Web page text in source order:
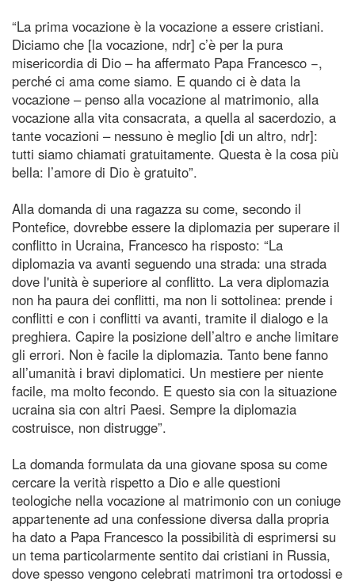
“La prima vocazione è la vocazione a essere cristiani.
Diciamo che [la vocazione, ndr] c’è per la pura
misericordia di Dio – ha affermato Papa Francesco −,
perché ci ama come siamo. E quando ci è data la
vocazione – penso alla vocazione al matrimonio, alla
vocazione alla vita consacrata, a quella al sacerdozio, a
tante vocazioni – nessuno è meglio [di un altro, ndr]:
tutti siamo chiamati gratuitamente. Questa è la cosa più
bella: l’amore di Dio è gratuito”.
Alla domanda di una ragazza su come, secondo il
Pontefice, dovrebbe essere la diplomazia per superare il
conflitto in Ucraina, Francesco ha risposto: “La
diplomazia va avanti seguendo una strada: una strada
dove l'unità è superiore al conflitto. La vera diplomazia
non ha paura dei conflitti, ma non li sottolinea: prende i
conflitti e con i conflitti va avanti, tramite il dialogo e la
preghiera. Capire la posizione dell’altro e anche limitare
gli errori. Non è facile la diplomazia. Tanto bene fanno
all’umanità i bravi diplomatici. Un mestiere per niente
facile, ma molto fecondo. E questo sia con la situazione
ucraina sia con altri Paesi. Sempre la diplomazia
costruisce, non distrugge”.
La domanda formulata da una giovane sposa su come
cercare la verità rispetto a Dio e alle questioni
teologiche nella vocazione al matrimonio con un coniuge
appartenente ad una confessione diversa dalla propria
ha dato a Papa Francesco la possibilità di esprimersi su
un tema particolarmente sentito dai cristiani in Russia,
dove spesso vengono celebrati matrimoni tra ortodossi e